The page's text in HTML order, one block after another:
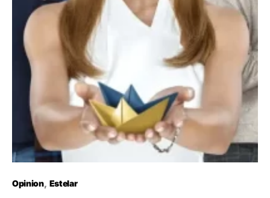
Opinion Estelar